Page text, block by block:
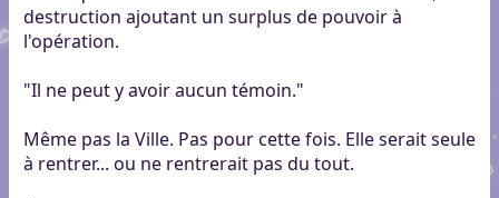
destruction ajoutant un surplus de pouvoir à
l'opération.
"Il ne peut y avoir aucun témoin."
Même pas la Ville. Pas pour cette fois. Elle serait seule
à rentrer... ou ne rentrerait pas du tout.